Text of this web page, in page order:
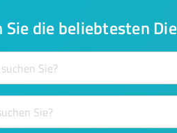
Sie die beliebtesten